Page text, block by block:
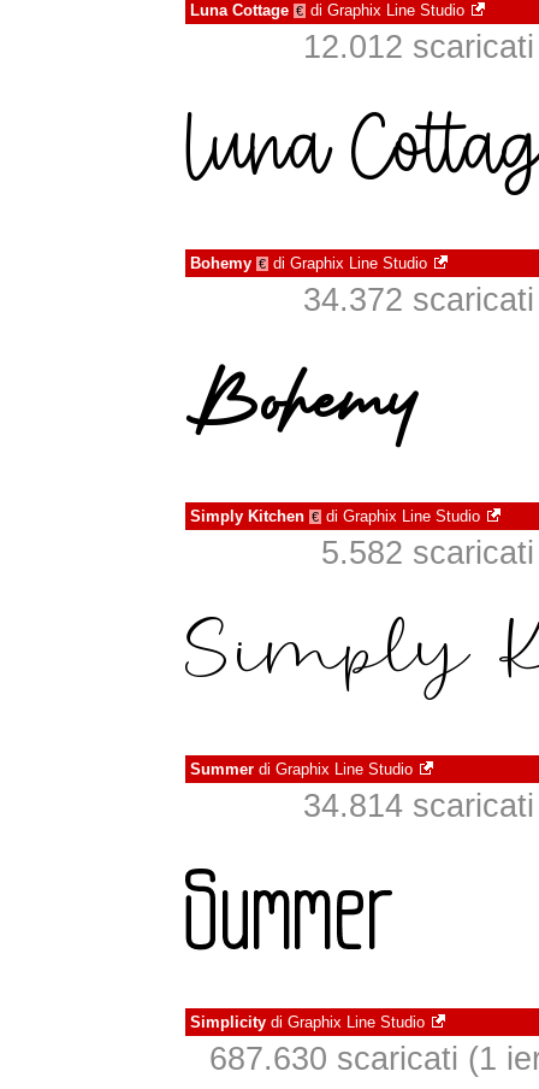
Luna Cottage € di Graphix Line Studio
12.012
Bohemy € di Graphix Line Studio
34.372
Simply Kitchen € di Graphix Line Studio
5.582
Summer di Graphix Line Studio
34.814
Simplicity di Graphix Line Studio
687.630 scaricati (1